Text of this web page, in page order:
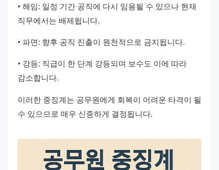
• 해임: 일정 기간 공직에 다시 임용될 수 있으나 현재
직무에서는 배제됩니다.
• 파면: 향후 공직 진출이 원천적으로 금지됩니다.
• 강등: 직급이 한 단계 강등되며 보수도 이에 따라
감소합니다.
이러한 중징계는 공무원에게 회복이 어려운 타격이 될
수 있으므로 매우 신중하게 결정됩니다.